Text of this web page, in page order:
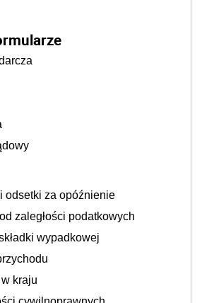
odsetki za opóźnienie
zaległości podatkowych
wypadkowej
kraju